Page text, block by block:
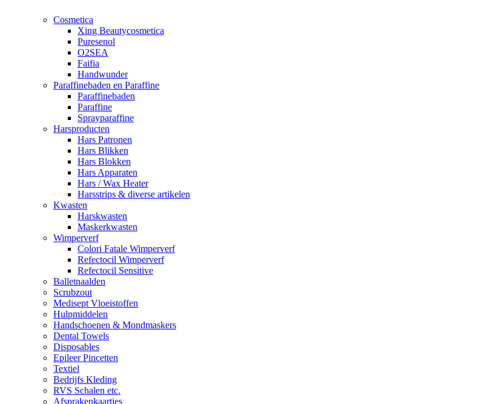
Cosmetica
Xing Beautycosmetica
Puresenol
O2SEA
Faifia
Handwunder
Paraffinebaden en Paraffine
Paraffinebaden
Paraffine
Sprayparaffine
Harsproducten
Hars Patronen
Hars Blikken
Hars Blokken
Hars Apparaten
Hars / Wax Heater
Harsstrips & diverse artikelen
Kwasten
Harskwasten
Maskerkwasten
Wimperverf
Colori Fatale Wimperverf
Refectocil Wimperverf
Refectocil Sensitive
Balletnaalden
Scrubzout
Medisept Vloeistoffen
Hulpmiddelen
Handschoenen & Mondmaskers
Dental Towels
Disposables
Epileer Pincetten
Textiel
Bedrijfs Kleding
RVS Schalen etc.
Afsprakenkaartjes